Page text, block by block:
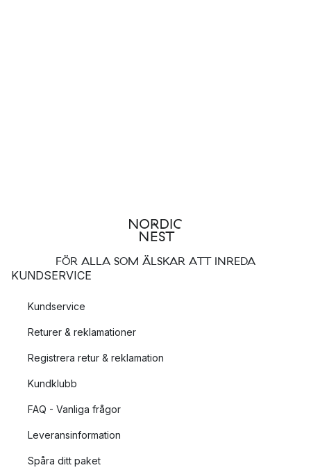
FÖR ALLA SOM ÄLSKAR ATT INREDA
KUNDSERVICE
Kundservice
Returer & reklamationer
Registrera retur & reklamation
Kundklubb
FAQ - Vanliga frågor
Leveransinformation
Spåra ditt paket